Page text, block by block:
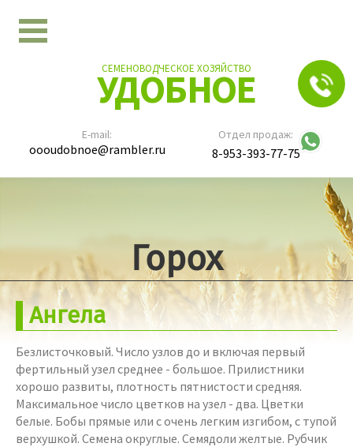
СЕМЕНОВОДЧЕСКОЕ ХОЗЯЙСТВО
УДОБНОЕ
E-mail:
oooudobnoe@rambler.ru
Отдел продаж:
8-953-393-77-75
Горох
Ангела
Безлисточковый. Число узлов до и включая первый
фертильный узел среднее - большое. Прилистники
хорошо развиты, плотность пятнистости средняя.
Максимальное число цветков на узел - два. Цветки
белые. Бобы прямые или с очень легким изгибом, с тупой
верхушкой. Семена округлые. Семядоли желтые. Рубчик